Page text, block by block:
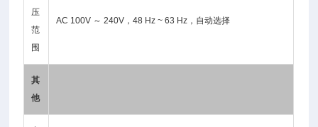
压
范
围
AC 100V ～ 240V，48 Hz ~ 63 Hz，自动选择
其
他